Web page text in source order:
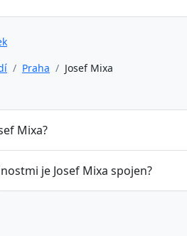
Praha Josef Mixa
Mixa?
je Josef Mixa spojen?